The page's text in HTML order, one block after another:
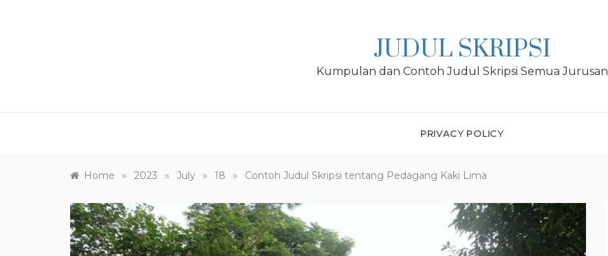
JUDUL SKRIPSI
Kumpulan dan Contoh Judul Skripsi Semua Jurusan
PRIVACY POLICY
Home » 2023 » July » 18 » Contoh Judul Skripsi tentang Pedagang Kaki Lima